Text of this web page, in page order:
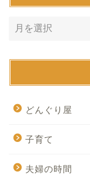
どんぐり屋
子育て
夫婦の時間